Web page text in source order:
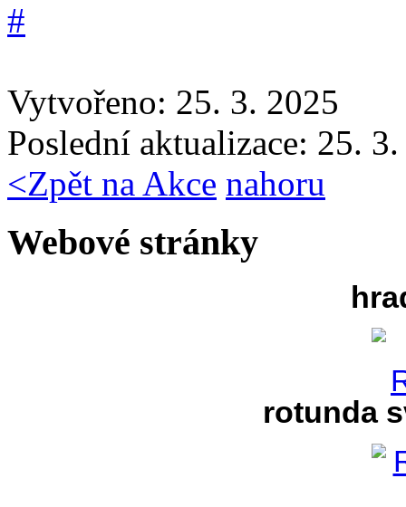
Vytvořeno: 25. 3. 2025
Poslední aktualizace: 25.
<Zpět na Akce nahoru
Webové stránky
rotunda